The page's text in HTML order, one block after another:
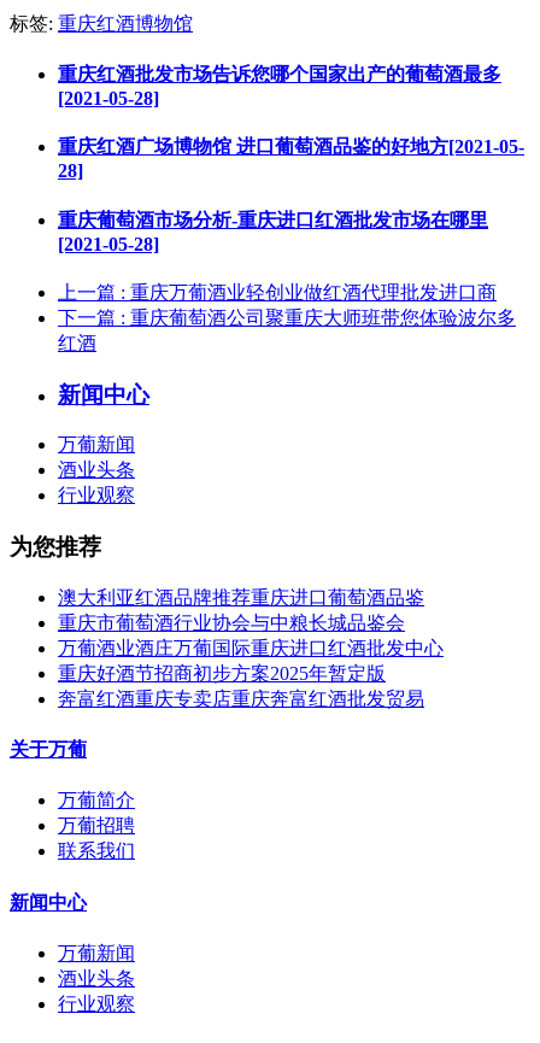
标签: 重庆红酒博物馆
重庆红酒批发市场告诉您哪个国家出产的葡萄酒最多
[2021-05-28]
重庆红酒广场博物馆 进口葡萄酒品鉴的好地方[2021-05-
28]
重庆葡萄酒市场分析-重庆进口红酒批发市场在哪里
[2021-05-28]
上一篇 : 重庆万葡酒业轻创业做红酒代理批发进口商
下一篇 : 重庆葡萄酒公司聚重庆大师班带您体验波尔多
红酒
新闻中心
万葡新闻
酒业头条
行业观察
为您推荐
澳大利亚红酒品牌推荐重庆进口葡萄酒品鉴
重庆市葡萄酒行业协会与中粮长城品鉴会
万葡酒业酒庄万葡国际重庆进口红酒批发中心
重庆好酒节招商初步方案2025年暂定版
奔富红酒重庆专卖店重庆奔富红酒批发贸易
关于万葡
万葡简介
万葡招聘
联系我们
新闻中心
万葡新闻
酒业头条
行业观察